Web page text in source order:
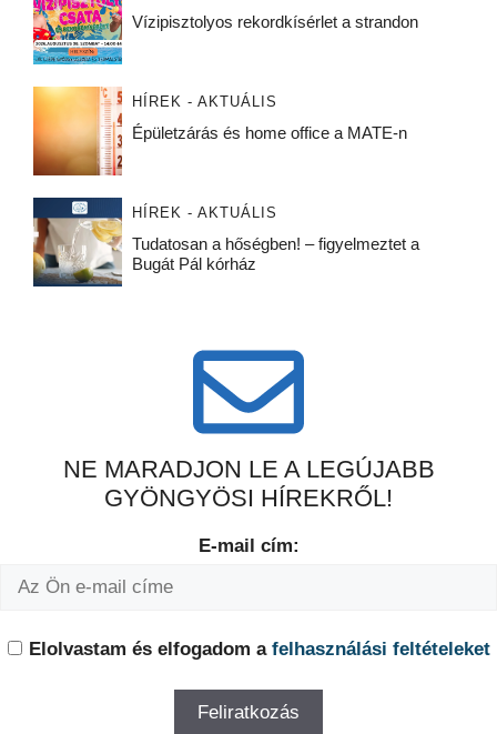
Vízipisztolyos rekordkísérlet a strandon
HÍREK - AKTUÁLIS
Épületzárás és home office a MATE-n
HÍREK - AKTUÁLIS
Tudatosan a hőségben! – figyelmeztet a
Bugát Pál kórház
NE MARADJON LE A LEGÚJABB
GYÖNGYÖSI HÍREKRŐL!
E-mail cím:
Elolvastam és elfogadom a felhasználási feltételeket